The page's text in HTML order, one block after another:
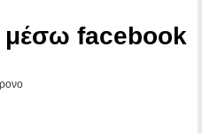
μέσω facebook